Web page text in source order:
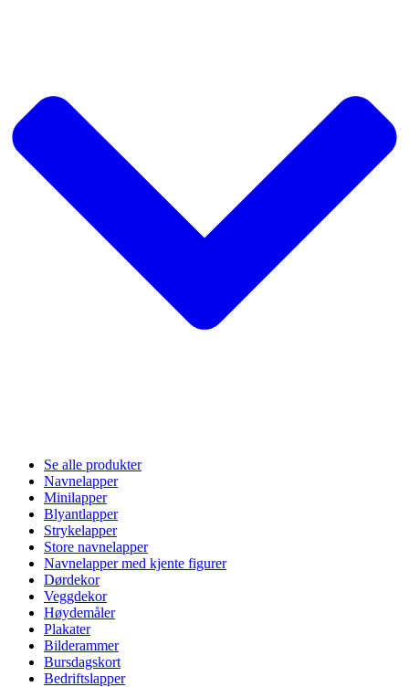
Se alle produkter
Navnelapper
Minilapper
Blyantlapper
Strykelapper
Store navnelapper
Navnelapper med kjente figurer
Dørdekor
Veggdekor
Høydemåler
Plakater
Bilderammer
Bursdagskort
Bedriftslapper